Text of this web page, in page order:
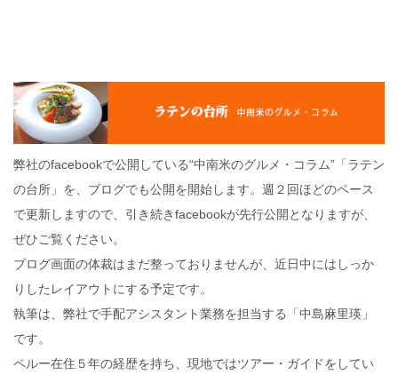
弊社のfacebookで公開している“中南米のグルメ・コラム”「ラテン
の台所」を、ブログでも公開を開始します。週２回ほどのペース
で更新しますので、引き続きfacebookが先行公開となりますが、
ぜひご覧ください。
ブログ画面の体裁はまだ整っておりませんが、近日中にはしっか
りしたレイアウトにする予定です。
執筆は、弊社で手配アシスタント業務を担当する「中島麻里瑛」
です。
ペルー在住５年の経歴を持ち、現地ではツアー・ガイドをしてい